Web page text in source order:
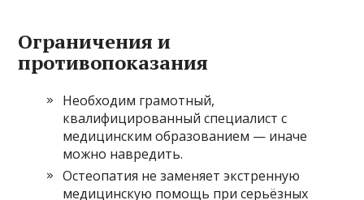
Ограничения и
противопоказания
Необходим грамотный,
квалифицированный специалист с
медицинским образованием — иначе
можно навредить.
Остеопатия не заменяет экстренную
медицинскую помощь при серьёзных